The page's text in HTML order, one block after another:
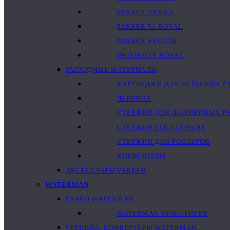
PARKER URBAN
PARKER 51 ROYAL
PARKER VECTOR
INGENUITY ROYAL
РАСХОДНЫЕ МАТЕРИАЛЫ
КАРТРИДЖИ ДЛЯ ПЕРЬЕВЫХ
ЧЕРНИЛА
СТЕРЖНИ ДЛЯ ШАРИКОВЫХ
СТЕРЖНИ 5TH ELEMENT
СТЕРЖНИ ДЛЯ РОЛЛЕРОВ
КОНВЕРТЕРЫ
АКСЕССУАРЫ PARKER
WATERMAN
РУЧКИ WATERMAN
WATERMAN HEMISPHERE
ЧЕРНИЛА, КОНВЕРТЕРЫ WATERMAN